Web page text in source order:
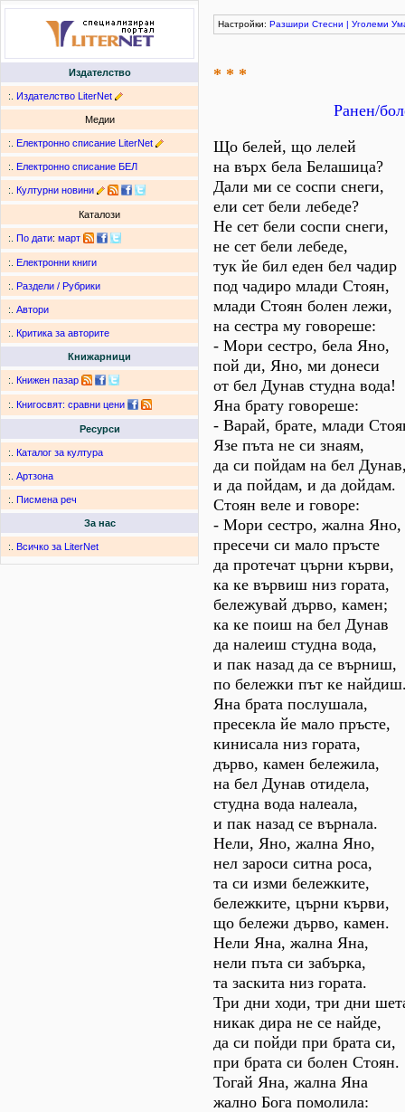
Издателство
:. Издателство LiterNet
Медии
:. Електронно списание LiterNet
:. Електронно списание БЕЛ
:. Културни новини
Каталози
:. По дати: март
:. Електронни книги
:. Раздели / Рубрики
:. Автори
:. Критика за авторите
Книжарници
:. Книжен пазар
:. Книгосвят: сравни цени
Ресурси
:. Каталог за култура
:. Артзона
:. Писмена реч
За нас
:. Всичко за LiterNet
Настройки: Разшири Стесни | Уголеми
* * *
Ранен/
Що белей, що лелей
на върх бела Белашица?
Дали ми се соспи снеги,
ели сет бели лебеде?
Не сет бели соспи снеги,
не сет бели лебеде,
тук йе бил еден бел чадир
под чадиро млади Стоян,
млади Стоян болен лежи,
на сестра му говореше:
- Мори сестро, бела Яно,
пой ди, Яно, ми донеси
от бел Дунав студна вода!
Яна брату говореше:
- Варай, брате, млади
Язе пъта не си знаям,
да си пойдам на бел
и да пойдам, и да дойдам.
Стоян веле и говоре:
- Мори сестро, жална Яно,
пресечи си мало пръсте
да протечат църни кърви,
ка ке вървиш низ гората,
бележувай дърво, камен;
ка ке поиш на бел Дунав
да налеиш студна вода,
и пак назад да се върниш,
по бележки път ке
Яна брата послушала,
пресекла йе мало пръсте,
кинисала низ гората,
дърво, камен бележила,
на бел Дунав отидела,
студна вода налеала,
и пак назад се върнала.
Нели, Яно, жална Яно,
нел зароси ситна роса,
та си изми бележките,
бележките, църни кърви,
що бележи дърво, камен.
Нели Яна, жална Яна,
нели пъта си забърка,
та заскита низ гората.
Три дни ходи, три дни
никак дира не се найде,
да си пойди при брата си,
при брата си болен Стоян.
Тогай Яна, жална Яна
жално Бога помолила: